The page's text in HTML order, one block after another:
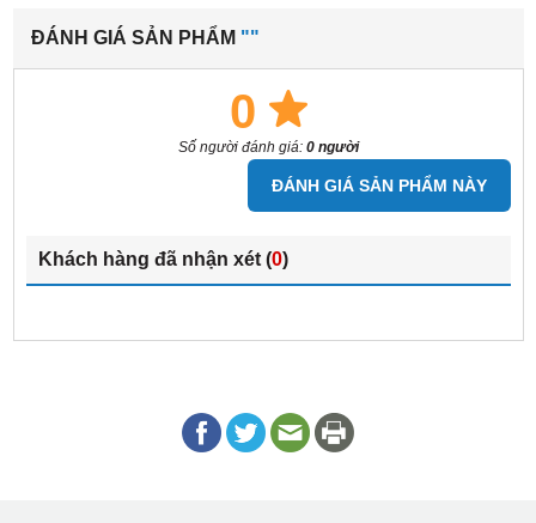
ĐÁNH GIÁ SẢN PHẨM ""
0
Số người đánh giá: 0 người
ĐÁNH GIÁ SẢN PHẨM NÀY
Khách hàng đã nhận xét (0)